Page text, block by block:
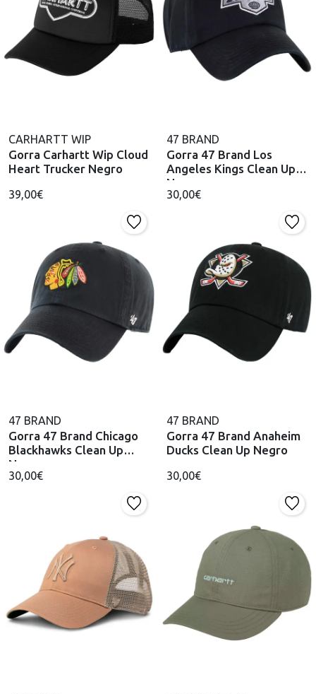
CARHARTT WIP
Gorra Carhartt Wip Cloud
Heart Trucker Negro
39,00€
47 BRAND
Gorra 47 Brand Los
Angeles Kings Clean Up
Negro
30,00€
47 BRAND
Gorra 47 Brand Chicago
Blackhawks Clean Up
Negro
30,00€
47 BRAND
Gorra 47 Brand Anaheim
Ducks Clean Up Negro
30,00€